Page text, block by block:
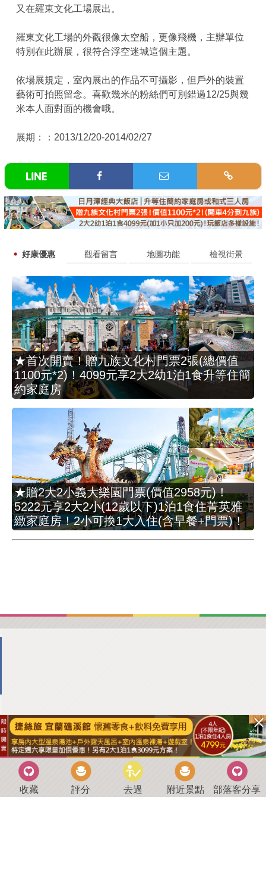
又在羅東文化工場展出。
羅東文化工場的外觀很像太空船，更像飛機，主辦單位
特別在此辦展，很符合浮空迷城這個主題。
依場展規定，室內展出的作品不可攝影，但戶外的裝置
藝術可拍照留念。喜歡幾米的粉絲們可別錯過12/25與幾
米本人面對面的機會哦。
展期：：2013/12/20-2014/02/27
好康優惠 觀看留言 地圖功能 檢視街景
★首次開賣！贈九族文化村門票2張(總價值
1100元*2)！4099元享2大2幼1泊1食升等住簡
約家庭房
★贈2大2小義大樂園門票(價值2958元)！
5222元享2大2小(12歲以下)1泊1食住菁英雅
緻家庭房！2小可換1大入住(含早餐+門票)！
收藏 評分 去過 附近景點 部落客分享